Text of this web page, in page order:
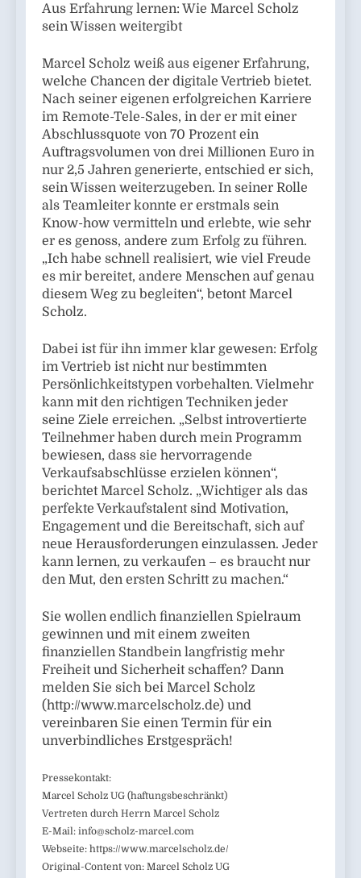
Aus Erfahrung lernen: Wie Marcel Scholz
sein Wissen weitergibt
Marcel Scholz weiß aus eigener Erfahrung,
welche Chancen der digitale Vertrieb bietet.
Nach seiner eigenen erfolgreichen Karriere
im Remote-Tele-Sales, in der er mit einer
Abschlussquote von 70 Prozent ein
Auftragsvolumen von drei Millionen Euro in
nur 2,5 Jahren generierte, entschied er sich,
sein Wissen weiterzugeben. In seiner Rolle
als Teamleiter konnte er erstmals sein
Know-how vermitteln und erlebte, wie sehr
er es genoss, andere zum Erfolg zu führen.
„Ich habe schnell realisiert, wie viel Freude
es mir bereitet, andere Menschen auf genau
diesem Weg zu begleiten“, betont Marcel
Scholz.
Dabei ist für ihn immer klar gewesen: Erfolg
im Vertrieb ist nicht nur bestimmten
Persönlichkeitstypen vorbehalten. Vielmehr
kann mit den richtigen Techniken jeder
seine Ziele erreichen. „Selbst introvertierte
Teilnehmer haben durch mein Programm
bewiesen, dass sie hervorragende
Verkaufsabschlüsse erzielen können“,
berichtet Marcel Scholz. „Wichtiger als das
perfekte Verkaufstalent sind Motivation,
Engagement und die Bereitschaft, sich auf
neue Herausforderungen einzulassen. Jeder
kann lernen, zu verkaufen – es braucht nur
den Mut, den ersten Schritt zu machen.“
Sie wollen endlich finanziellen Spielraum
gewinnen und mit einem zweiten
finanziellen Standbein langfristig mehr
Freiheit und Sicherheit schaffen? Dann
melden Sie sich bei Marcel Scholz
(http://www.marcelscholz.de) und
vereinbaren Sie einen Termin für ein
unverbindliches Erstgespräch!
Pressekontakt:
Marcel Scholz UG (haftungsbeschränkt)
Vertreten durch Herrn Marcel Scholz
E-Mail: info@scholz-marcel.com
Webseite: https://www.marcelscholz.de/
Original-Content von: Marcel Scholz UG